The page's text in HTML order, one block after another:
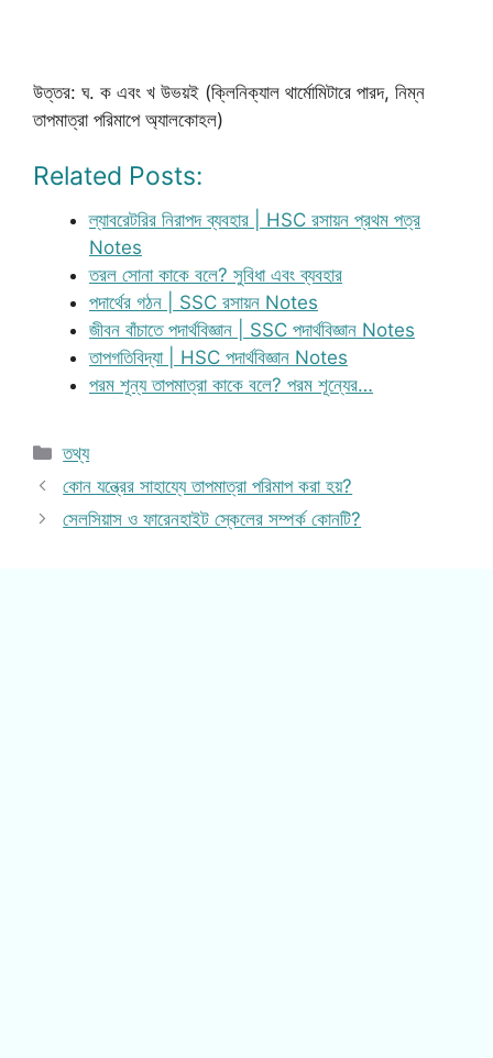
উত্তর: ঘ. ক এবং খ উভয়ই (ক্লিনিক্যাল থার্মোমিটারে পারদ, নিম্ন
তাপমাত্রা পরিমাপে অ্যালকোহল)
Related Posts:
ল্যাবরেটরির নিরাপদ ব্যবহার | HSC রসায়ন প্রথম পত্র
Notes
তরল সোনা কাকে বলে? সুবিধা এবং ব্যবহার
পদার্থের গঠন | SSC রসায়ন Notes
জীবন বাঁচাতে পদার্থবিজ্ঞান | SSC পদার্থবিজ্ঞান Notes
তাপগতিবিদ্যা | HSC পদার্থবিজ্ঞান Notes
পরম শূন্য তাপমাত্রা কাকে বলে? পরম শূন্যের…
Categories
তথ্য
কোন যন্ত্রের সাহায্যে তাপমাত্রা পরিমাপ করা হয়?
সেলসিয়াস ও ফারেনহাইট স্কেলের সম্পর্ক কোনটি?